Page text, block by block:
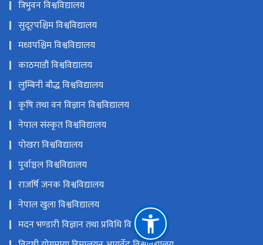
त्रिभुवन विश्वविद्यालय
सुदूरपश्चिम विश्वविद्यालय
मध्यपश्चिम विश्वविद्यालय
काठमाडौं विश्वविद्यालय
लुम्बिनी बौद्ध विश्वविद्यालय
कृषि तथा वन विज्ञान विश्वविद्यालय
नेपाल संस्कृत विश्वविद्यालय
पोखरा विश्वविद्यालय
पुर्वाञ्चल विश्वविद्यालय
राजर्षि जनक विश्वविद्यालय
नेपाल खुला विश्वविद्यालय
मदन भण्डारी विज्ञान तथा प्रविधि विश्वविद्यालय